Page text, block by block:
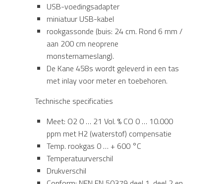
USB-voedingsadapter
miniatuur USB-kabel
rookgassonde (buis: 24 cm. Rond 6 mm /
aan 200 cm neoprene
monsternameslang).
De Kane 458s wordt geleverd in een tas
met inlay voor meter en toebehoren.
Technische specificaties
Meet: O2 0 … 21 Vol. % CO 0 … 10.000
ppm met H2 (waterstof) compensatie
Temp. rookgas 0 … + 600 °C
Temperatuurverschil
Drukverschil